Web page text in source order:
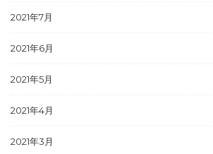
2021年7月
2021年6月
2021年5月
2021年4月
2021年3月